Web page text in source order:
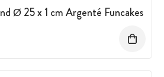
Ø 25 x 1 cm Argenté Funcakes